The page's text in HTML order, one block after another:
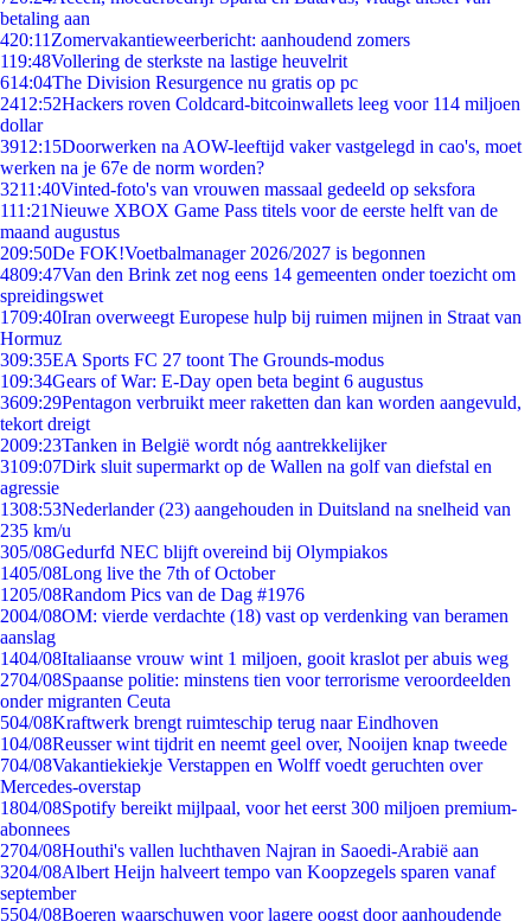
betaling aan
420:11 Zomervakantieweerbericht: aanhoudend zomers
119:48Vollering de sterkste na lastige heuvelrit
614:04The Division Resurgence nu gratis op pc
2412:52Hackers roven Coldcard-bitcoinwallets leeg voor 114 miljoen
dollar
3912:15Doorwerken na AOW-leeftijd vaker vastgelegd in cao's, moet
werken na je 67e de norm worden?
3211:40Vinted-foto's van vrouwen massaal gedeeld op seksfora
111:21Nieuwe XBOX Game Pass titels voor de eerste helft van de
maand augustus
209:50De FOK!Voetbalmanager 2026/2027 is begonnen
4809:47Van den Brink zet nog eens 14 gemeenten onder toezicht om
spreidingswet
1709:40Iran overweegt Europese hulp bij ruimen mijnen in Straat van
Hormuz
309:35EA Sports FC 27 toont The Grounds-modus
109:34Gears of War: E-Day open beta begint 6 augustus
3609:29Pentagon verbruikt meer raketten dan kan worden aangevuld,
tekort dreigt
2009:23Tanken in België wordt nóg aantrekkelijker
3109:07Dirk sluit supermarkt op de Wallen na golf van diefstal en
agressie
1308:53Nederlander (23) aangehouden in Duitsland na snelheid van
235 km/u
305/08Gedurfd NEC blijft overeind bij Olympiakos
1405/08Long live the 7th of October
1205/08Random Pics van de Dag #1976
2004/08OM: vierde verdachte (18) vast op verdenking van beramen
aanslag
1404/08Italiaanse vrouw wint 1 miljoen, gooit kraslot per abuis weg
2704/08Spaanse politie: minstens tien voor terrorisme veroordeelden
onder migranten Ceuta
504/08Kraftwerk brengt ruimteschip terug naar Eindhoven
104/08Reusser wint tijdrit en neemt geel over, Nooijen knap tweede
704/08Vakantiekiekje Verstappen en Wolff voedt geruchten over
Mercedes-overstap
1804/08Spotify bereikt mijlpaal, voor het eerst 300 miljoen premium-
abonnees
2704/08Houthi's vallen luchthaven Najran in Saoedi-Arabië aan
3204/08Albert Heijn halveert tempo van Koopzegels sparen vanaf
september
5504/08Boeren waarschuwen voor lagere oogst door aanhoudende